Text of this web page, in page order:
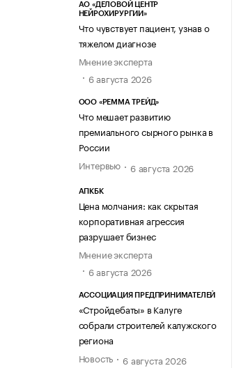
АО «ДЕЛОВОЙ ЦЕНТР
НЕЙРОХИРУРГИИ»
Что чувствует пациент, узнав о
тяжелом диагнозе
Мнение эксперта
6 августа 2026
ООО «РЕММА ТРЕЙД»
Что мешает развитию
премиального сырного рынка в
России
Интервью
6 августа 2026
АПКБК
Цена молчания: как скрытая
корпоративная агрессия
разрушает бизнес
Мнение эксперта
6 августа 2026
АССОЦИАЦИЯ ПРЕДПРИНИМАТЕЛЕЙ
«Стройдебаты» в Калуге
собрали строителей калужского
региона
Новость
6 августа 2026